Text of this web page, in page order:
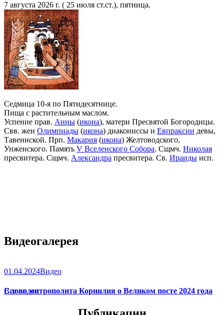
7 августа 2026 г. ( 25 июля ст.ст.), пятница.
Седмица 10-я по Пятидесятнице.
Пища с растительным маслом.
Успение прав. Анны (икона), матери Пресвятой Богородицы.
Свв. жен Олимпиады (икона) диакониссы и Евпраксии девы,
Тавеннской. Прп. Макария (икона) Желтоводского,
Унженского. Память V Вселенского Собора. Сщмч. Николая
пресвитера. Сщмч. Александра пресвитера. Св. Ираиды исп.
Видеогалерея
01.04.2024Видео
Слово митрополита Корнилия о Великом посте 2024 года
Все видео